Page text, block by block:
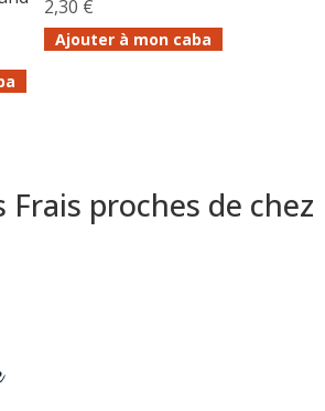
2,30 €
Ajouter à mon caba
proches de chez